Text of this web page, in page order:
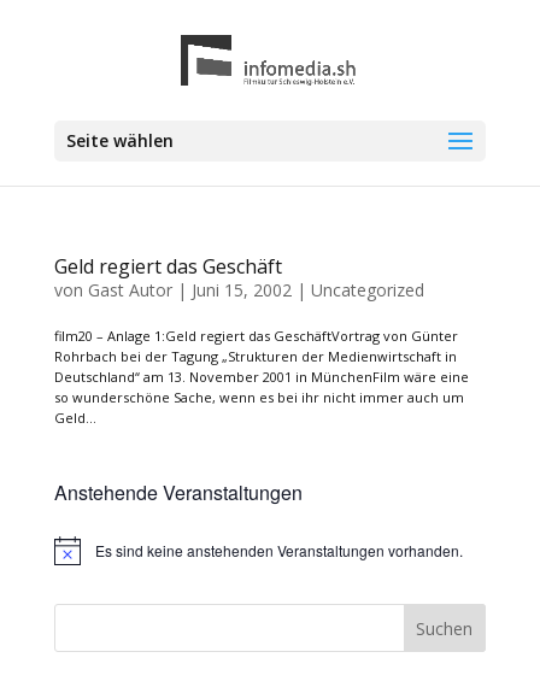
Seite wählen
Geld regiert das Geschäft
von Gast Autor| Juni 15, 2002| Uncategorized
film20 – Anlage 1:Geld regiert das GeschäftVortrag von Günter
Rohrbach bei der Tagung „Strukturen der Medienwirtschaft in
Deutschland“ am 13. November 2001 in MünchenFilm wäre eine
so wunderschöne Sache, wenn es bei ihr nicht immer auch um
Geld...
Anstehende Veranstaltungen
HinweisEs sind keine anstehenden Veranstaltungen vorhanden.